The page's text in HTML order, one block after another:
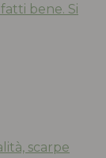
bene. Si
scarpe